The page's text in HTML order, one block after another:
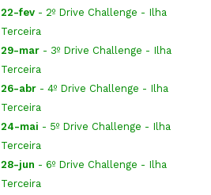
22-fev - 2º Drive Challenge - Ilha
Terceira
29-mar - 3º Drive Challenge - Ilha
Terceira
26-abr - 4º Drive Challenge - Ilha
Terceira
24-mai - 5º Drive Challenge - Ilha
Terceira
28-jun - 6º Drive Challenge - Ilha
Terceira